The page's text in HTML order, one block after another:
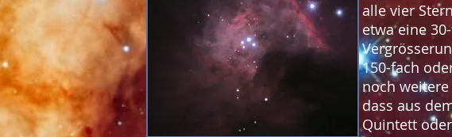
alle vier
etwa eine
150-fach
noch
dass aus
Quintett